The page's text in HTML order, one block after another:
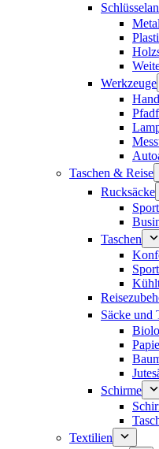
Werkzeuge
Taschen & Reise
Rucksäcke
Taschen
Säcke und
Schirme
Textilien